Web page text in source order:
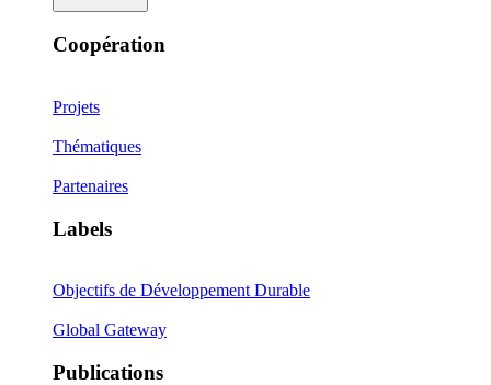
Coopération
Projets
Thématiques
Partenaires
Labels
Objectifs de Développement Durable
Global Gateway
Publications